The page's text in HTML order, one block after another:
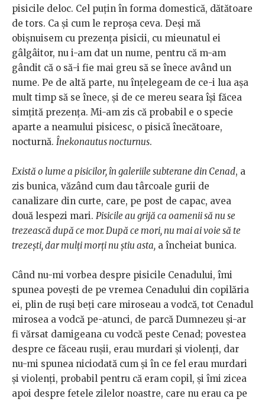
pisicile deloc. Cel puțin în forma domestică, dătătoare
de tors. Ca și cum le reproșa ceva. Deși mă
obișnuisem cu prezența pisicii, cu mieunatul ei
gâlgâitor, nu i-am dat un nume, pentru că m-am
gândit că o să-i fie mai greu să se înece având un
nume. Pe de altă parte, nu înțelegeam de ce-i lua așa
mult timp să se înece, și de ce mereu seara își făcea
simțită prezența. Mi-am zis că probabil e o specie
aparte a neamului pisicesc, o pisică înecătoare,
nocturnă. Înekonautus nocturnus.
Există o lume a pisicilor, în galeriile subterane din Cenad, a
zis bunica, văzând cum dau târcoale gurii de
canalizare din curte, care, pe post de capac, avea
două lespezi mari. Pisicile au grijă ca oamenii să nu se
trezească după ce mor. După ce mori, nu mai ai voie să te
trezești, dar mulți morți nu știu asta, a încheiat bunica.
Când nu-mi vorbea despre pisicile Cenadului, îmi
spunea povești de pe vremea Cenadului din copilăria
ei, plin de ruși beți care miroseau a vodcă, tot Cenadul
mirosea a vodcă pe-atunci, de parcă Dumnezeu și-ar
fi vărsat damigeana cu vodcă peste Cenad; povestea
despre ce făceau rușii, erau murdari și violenți, dar
nu-mi spunea niciodată cum și în ce fel erau murdari
și violenți, probabil pentru că eram copil, și îmi zicea
apoi despre fetele zilelor noastre, care nu erau ca pe